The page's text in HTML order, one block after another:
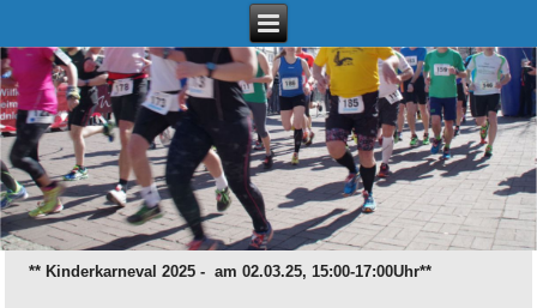
** Kinderkarneval 2025 - am 02.03.25, 15:00-17:00Uhr**